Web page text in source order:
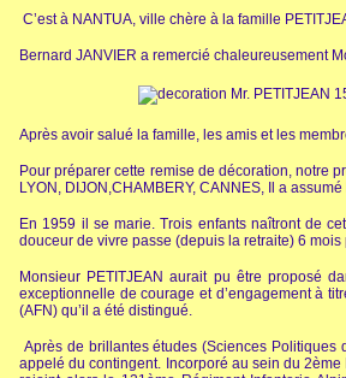
C’est à NANTUA, ville chère à la famille
Bernard JANVIER a remercié chaleureusement
Après avoir salué la famille, les amis et les
Pour préparer cette remise de décoration, notre
LYON, DIJON,CHAMBERY, CANNES, Il a
En 1959 il se marie. Trois enfants naîtront de
douceur de vivre passe (depuis la retraite) 6
Monsieur PETITJEAN aurait pu être proposé
exceptionnelle de courage et d’engagement à
(AFN) qu’il a été distingué.
Après de brillantes études (Sciences Politiques
appelé du contingent. Incorporé au sein du 2ème